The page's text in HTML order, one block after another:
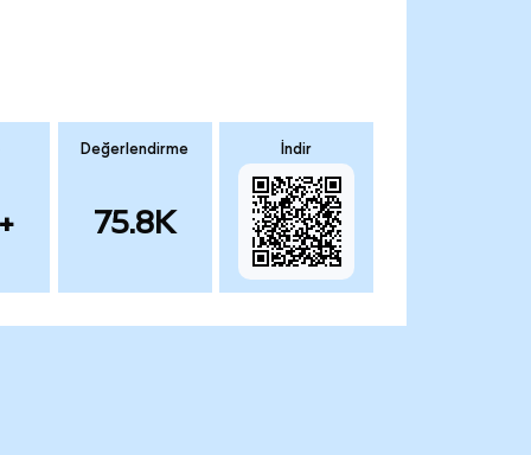
Değerlendirme
75.8K
İndir